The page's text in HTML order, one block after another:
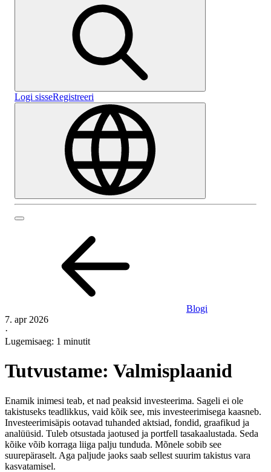
Logi sisseRegistreeri
Blogi
7. apr 2026
·
Lugemisaeg: 1 minutit
Tutvustame: Valmisplaanid
Enamik inimesi teab, et nad peaksid investeerima. Sageli ei ole
takistuseks teadlikkus, vaid kõik see, mis investeerimisega kaasneb.
Investeerimisäpis ootavad tuhanded aktsiad, fondid, graafikud ja
analüüsid. Tuleb otsustada jaotused ja portfell tasakaalustada. Seda
kõike võib korraga liiga palju tunduda. Mõnele sobib see
suurepäraselt. Aga paljude jaoks saab sellest suurim takistus vara
kasvatamisel.